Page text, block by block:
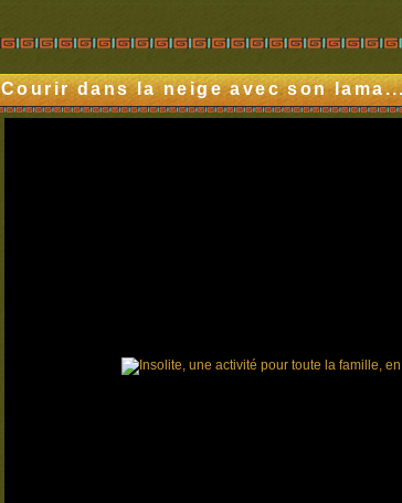
Courir dans la neige avec son